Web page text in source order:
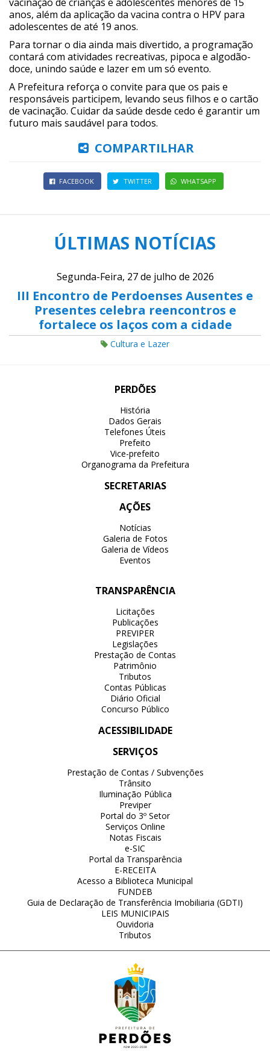
anos, além da aplicação da vacina contra o HPV para
adolescentes de até 19 anos.
Para tornar o dia ainda mais divertido, a programação
contará com atividades recreativas, pipoca e algodão-
doce, unindo saúde e lazer em um só evento.
A Prefeitura reforça o convite para que os pais e
responsáveis participem, levando seus filhos e o cartão
de vacinação. Cuidar da saúde desde cedo é garantir um
futuro mais saudável para todos.
COMPARTILHAR
FACEBOOK TWITTER WHATSAPP
ÚLTIMAS NOTÍCIAS
Segunda-Feira, 27 de julho de 2026
III Encontro de Perdoenses Ausentes e
Presentes celebra reencontros e
fortalece os laços com a cidade
Cultura e Lazer
PERDÕES
História
Dados Gerais
Telefones Úteis
Prefeito
Vice-prefeito
Organograma da Prefeitura
SECRETARIAS
AÇÕES
Notícias
Galeria de Fotos
Galeria de Vídeos
Eventos
TRANSPARÊNCIA
Licitações
Publicações
PREVIPER
Legislações
Prestação de Contas
Patrimônio
Tributos
Contas Públicas
Diário Oficial
Concurso Público
ACESSIBILIDADE
SERVIÇOS
Prestação de Contas / Subvenções
Trânsito
Iluminação Pública
Previper
Portal do 3º Setor
Serviços Online
Notas Fiscais
e-SIC
Portal da Transparência
E-RECEITA
Acesso a Biblioteca Municipal
FUNDEB
Guia de Declaração de Transferência Imobiliaria (GDTI)
LEIS MUNICIPAIS
Ouvidoria
Tributos